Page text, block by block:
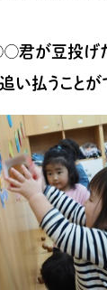
君が豆投
い払うこ